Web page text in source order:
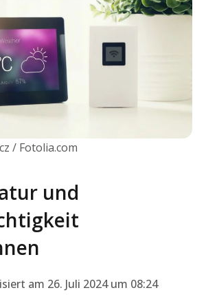
/ Fotolia.com
und
am 26. Juli 2024 um 08:24